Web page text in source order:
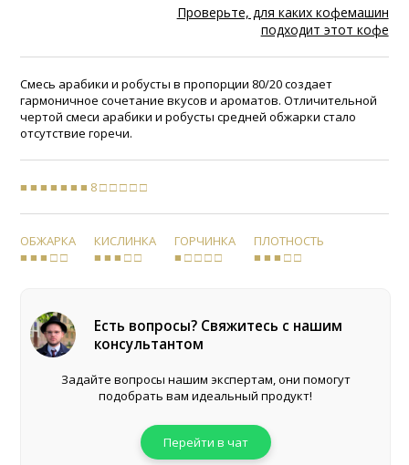
Проверьте, для каких кофемашин
подходит этот кофе
Смесь арабики и робусты в пропорции 80/20 создает
гармоничное сочетание вкусов и ароматов. Отличительной
чертой смеси арабики и робусты средней обжарки стало
отсутствие горечи.
■ ■ ■ ■ ■ ■ ■ 8 □ □ □ □ □
ОБЖАРКА
■ ■ ■ □ □
КИСЛИНКА
■ ■ ■ □ □
ГОРЧИНКА
■ □ □ □ □
ПЛОТНОСТЬ
■ ■ ■ □ □
Есть вопросы? Свяжитесь с нашим
консультантом
Задайте вопросы нашим экспертам, они помогут
подобрать вам идеальный продукт!
Перейти в чат